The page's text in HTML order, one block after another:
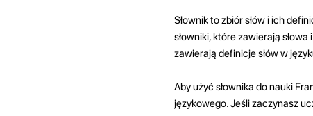
Słownik to zbiór słów i ich
słowniki, które zawierają
zawierają definicje słów w
Aby użyć słownika do nauki
językowego. Jeśli zaczynasz